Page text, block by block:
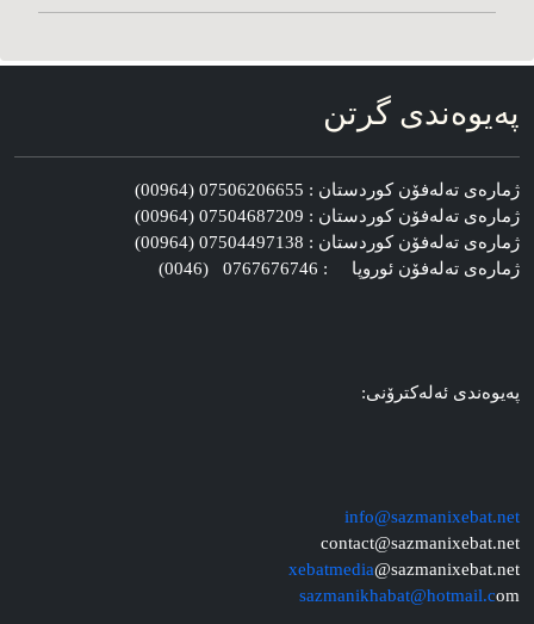
په‌یوه‌ندی گرتن
ژماره‌ی ته‌له‌فۆن کوردستان : 07506206655 (00964)
ژماره‌ی ته‌له‌فۆن کوردستان : 07504687209 (00964)
ژماره‌ی ته‌له‌فۆن کوردستان : 07504497138 (00964)
ژماره‌ی ته‌له‌فۆن ئوروپا : 0767676746 (0046)
په‌یوه‌ندی ئه‌له‌کترۆنی:
info@sazmanixebat.net
contact@sazmanixebat.net
xebatmedia@sazmanixebat.net
sazmanikhabat@hotmail.com